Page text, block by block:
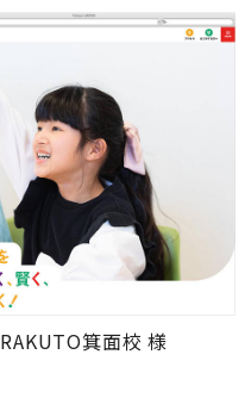
RAKUTO箕面校 様